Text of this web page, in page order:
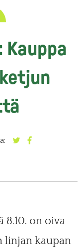
Kauppa
on oiva
linjan kaupan